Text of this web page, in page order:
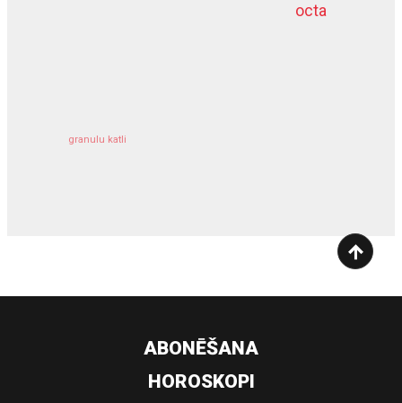
octa
granulu katli
dziļurbums
ABONĒŠANA
HOROSKOPI